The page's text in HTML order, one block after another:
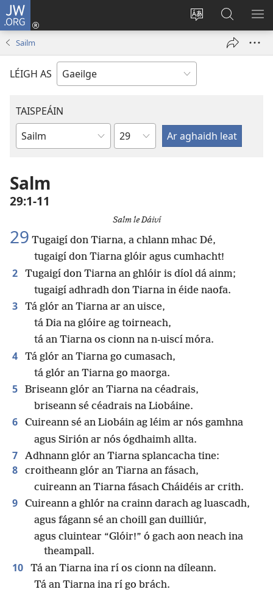
JW.ORG
Athraigh
láithreáin
Logáil
Isteach
window)
ar
JW.ORG
Sailm
LÉIGH AS
TAISPEÁIN
Leabhar
Chapter
Salm
29:1-11
Salm le Dáiví
29 Tugaigí don Tiarna, a chlann mhac Dé,
tugaigí don Tiarna glóir agus cumhacht!
2
Tugaigí don Tiarna an ghlóir is díol dá ainm;
tugaigí adhradh don Tiarna in éide naofa.
3
Tá glór an Tiarna ar an uisce,
tá Dia na glóire ag toirneach,
tá an Tiarna os cionn na n-uiscí móra.
4
Tá glór an Tiarna go cumasach,
tá glór an Tiarna go maorga.
5
Briseann glór an Tiarna na céadrais,
briseann sé céadrais na Liobáine.
6
Cuireann sé an Liobáin ag léim ar nós gamhna
agus Sirión ar nós ógdhaimh allta.
7 Adhnann glór an Tiarna splancacha tine:
8
croitheann glór an Tiarna an fásach,
cuireann an Tiarna fásach Cháidéis ar crith.
9
Cuireann a ghlór na crainn darach ag luascadh,
agus fágann sé an choill gan duilliúr,
agus cluintear “Glóir!” ó gach aon neach ina
theampall.
10
Tá an Tiarna ina rí os cionn na díleann.
Tá an Tiarna ina rí go brách.